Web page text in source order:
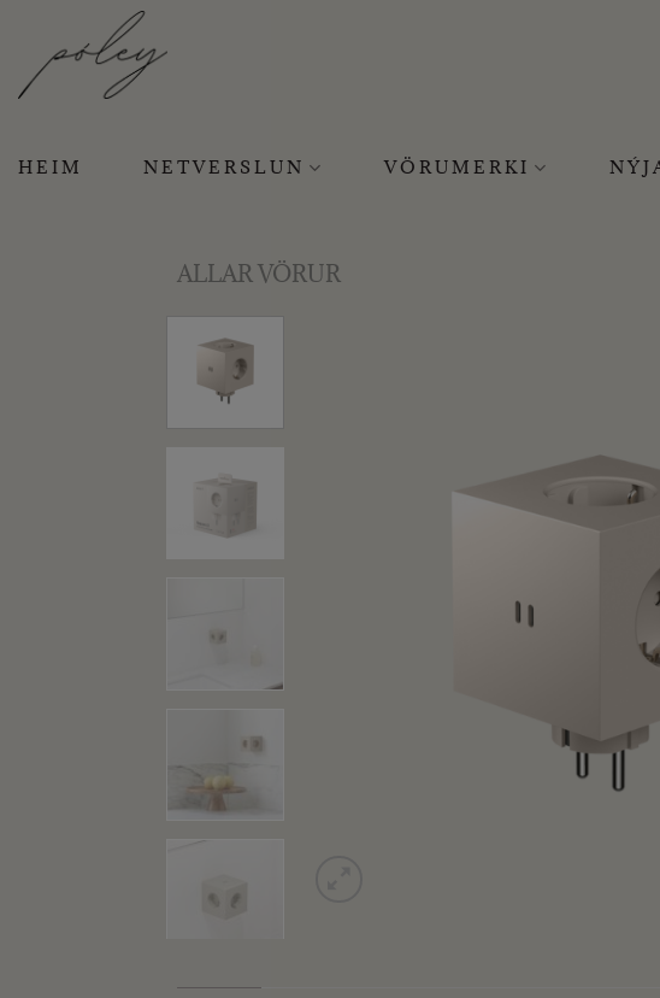
content
HEIM NETVERSLUN VÖRUMERKI
ALLAR VÖRUR